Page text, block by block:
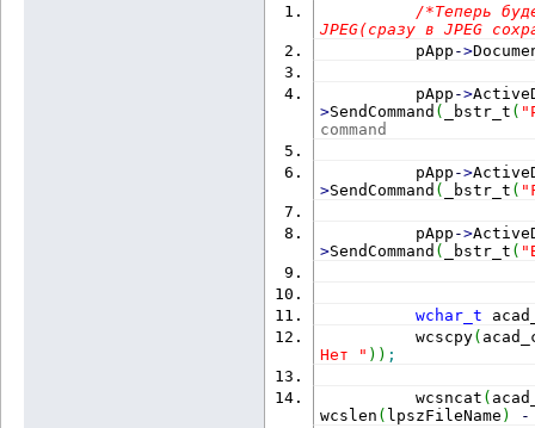
/*Теперь
JPEG(сразу в JPEG
pApp ->
pApp ->
>SendCommand ( _bstr_t (
command
pApp ->
>SendCommand ( _bstr_t (
pApp ->
>SendCommand ( _bstr_t (
wchar_t
wcscpy(
Нет " ) ) ;
wcsncat (
wcslen ( lpszFileName ) -